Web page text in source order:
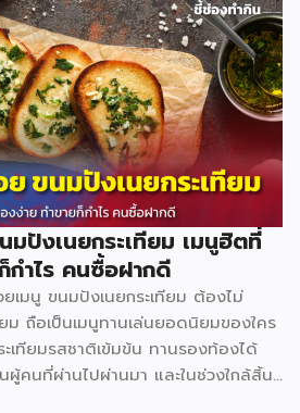
ปังเนยกระเทียม เมนูฮิตที่
กำไร คนซื้อฝากดี
เมนู ขนมปังเนยกระเทียม ต้องไม่
ม ถือเป็นเมนูทานเล่นยอดนิยมของใคร
เทียมรสชาติเข้มข้น ทานรองท้องได้
คนที่ผ่านไปผ่านมา และในช่วงใกล้สิ้น